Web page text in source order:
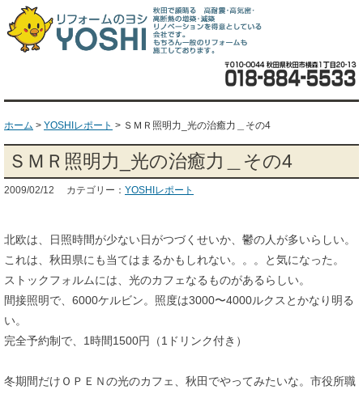
ホーム > YOSHIレポート > ＳＭＲ照明力_光の治癒力＿その4
ＳＭＲ照明力_光の治癒力＿その4
2009/02/12 カテゴリー： YOSHIレポート
北欧は、日照時間が少ない日がつづくせいか、鬱の人が多いらしい。
これは、秋田県にも当てはまるかもしれない。。。と気になった。
ストックフォルムには、光のカフェなるものがあるらしい。
間接照明で、6000ケルビン。照度は3000〜4000ルクスとかなり明る
い。
完全予約制で、1時間1500円（1ドリンク付き）
冬期間だけＯＰＥＮの光のカフェ、秋田でやってみたいな。市役所職